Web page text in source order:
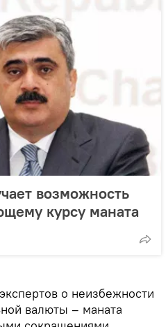
возможность
курсу маната
о неизбежности
валюты – маната